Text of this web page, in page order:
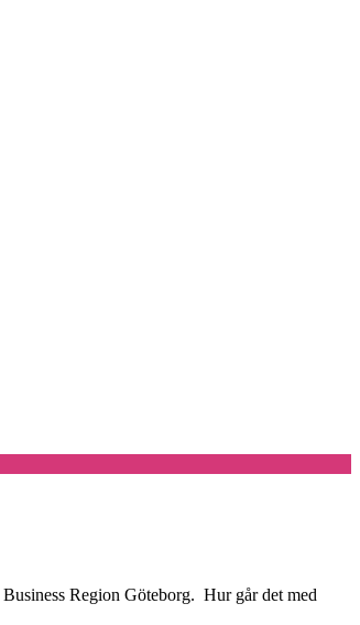
Region Göteborg. Hur går det med